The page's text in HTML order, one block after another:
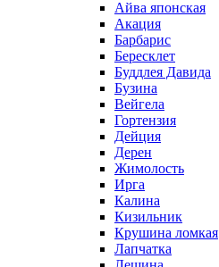
Айва японская
Акация
Барбарис
Бересклет
Буддлея Давида
Бузина
Вейгела
Гортензия
Дейция
Дерен
Жимолость
Ирга
Калина
Кизильник
Крушина ломкая
Лапчатка